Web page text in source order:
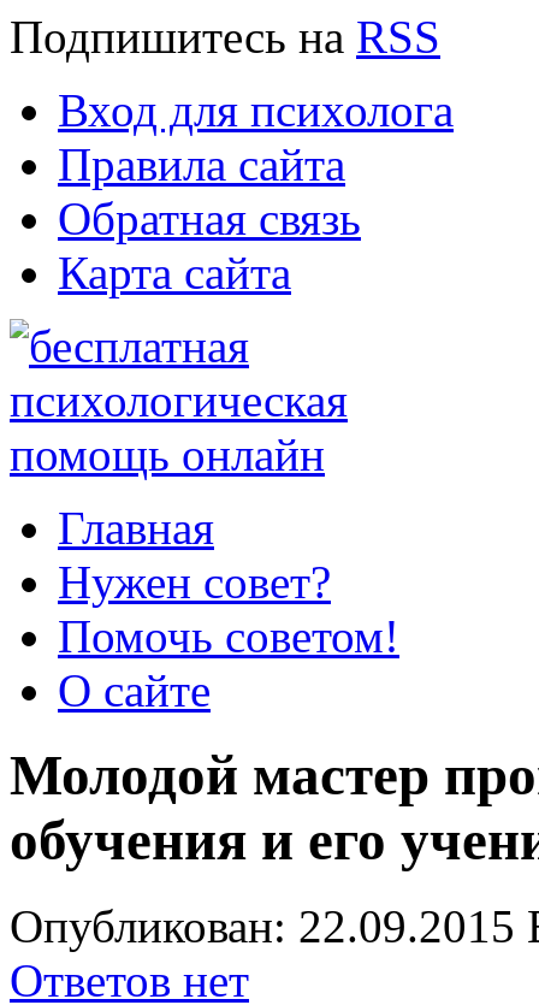
Подпишитесь на RSS
Вход для психолога
Правила сайта
Обратная связь
Карта сайта
Главная
Нужен совет?
Помочь советом!
О сайте
Молодой мастер
обучения и его
Опубликован:
Ответов нет